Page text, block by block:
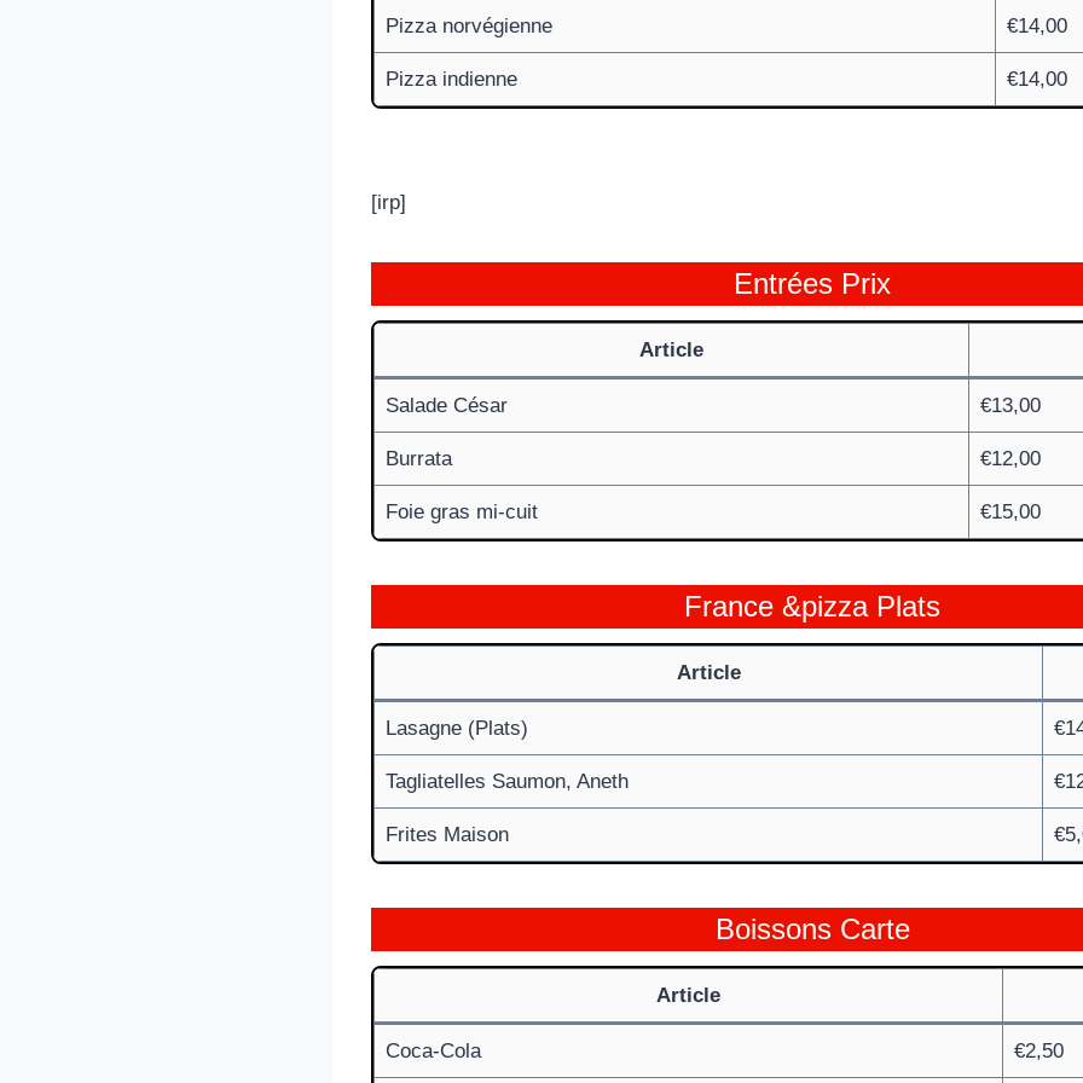
Pizza norvégienne €14,00
Pizza indienne €14,00
[irp]
Entrées Prix
Article
Salade César €13,00
Burrata €12,00
Foie gras mi-cuit €15,00
France &pizza Plats
Article
Lasagne (Plats)
Tagliatelles Saumon, Aneth
Frites Maison
Boissons Carte
Article
Coca-Cola €2,50